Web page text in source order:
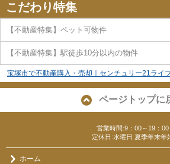
こだわり特集
【不動産特集】ペット可物件
【不動産特集】駅徒歩10分以内の物件
宝塚市で不動産購入・売却｜センチュリー21ライ
ページトップに
営業時間:9：00～19：00
定休日:水曜日 夏季年末年
ホーム